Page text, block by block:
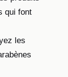
qui font
les